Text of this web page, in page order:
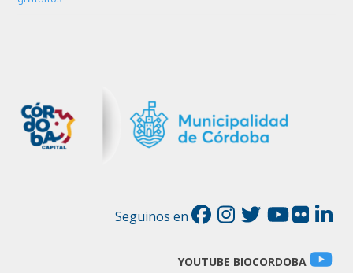
Seguinos en
YOUTUBE BIOCORDOBA